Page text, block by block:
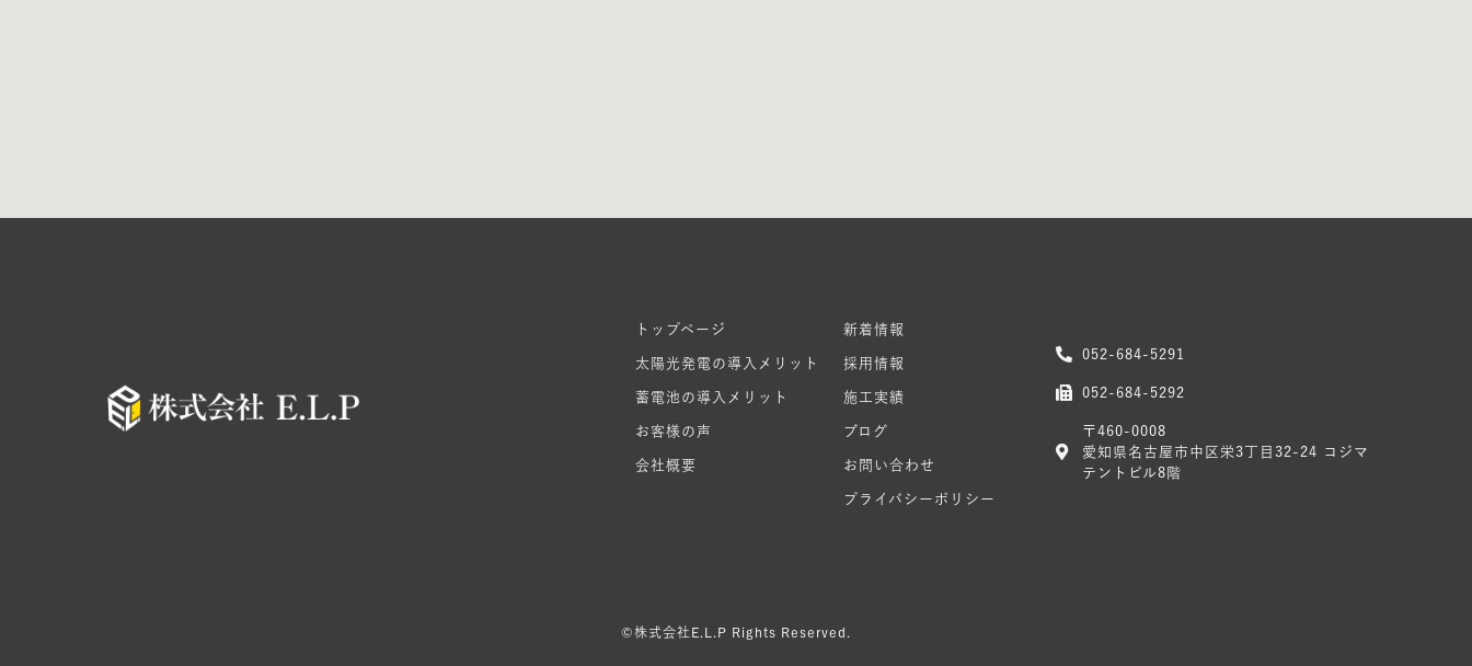
トップページ
太陽光発電の導入メリット
蓄電池の導入メリット
お客様の声
会社概要
新着情報
採用情報
施工実績
ブログ
お問い合わせ
プライバシーポリシー
052-684-5291
052-684-5292
〒460-0008
愛知県名古屋市中区栄3丁目32-24 コジマ
テントビル8階
©株式会社E.L.P Rights Reserved.